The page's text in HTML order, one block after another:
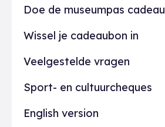
Doe de museumpas cadeau
Wissel je cadeaubon in
Veelgestelde vragen
Sport- en cultuurcheques
English version